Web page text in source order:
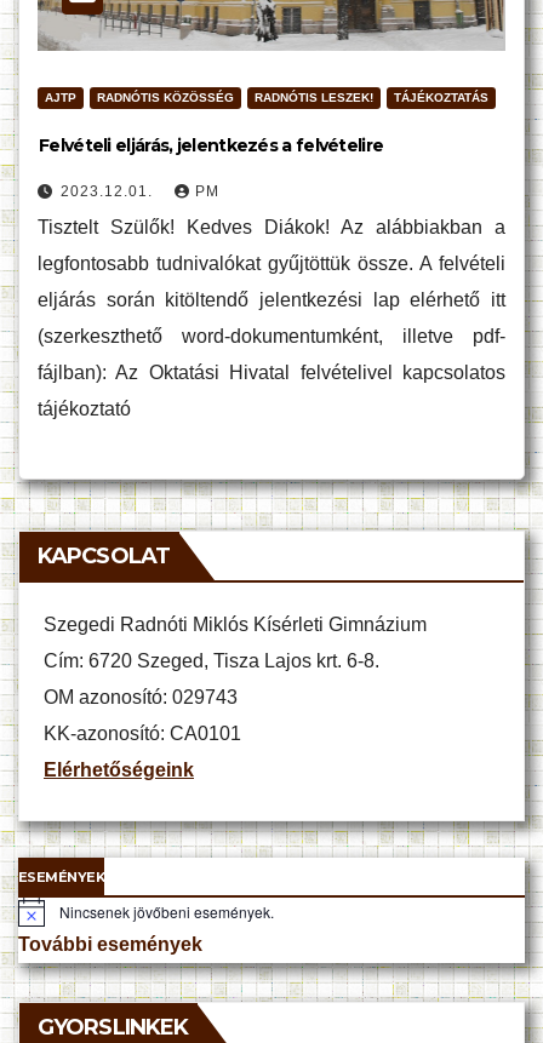
AJTP RADNÓTIS KÖZÖSSÉG RADNÓTIS LESZEK! TÁJÉKOZTATÁS
Felvételi eljárás, jelentkezés a felvételire
2023.12.01. PM
Tisztelt Szülők! Kedves Diákok! Az alábbiakban a
legfontosabb tudnivalókat gyűjtöttük össze. A felvételi
eljárás során kitöltendő jelentkezési lap elérhető itt
(szerkeszthető word-dokumentumként, illetve pdf-
fájlban): Az Oktatási Hivatal felvételivel kapcsolatos
tájékoztató
KAPCSOLAT
Szegedi Radnóti Miklós Kísérleti Gimnázium
Cím: 6720 Szeged, Tisza Lajos krt. 6-8.
OM azonosító: 029743
KK-azonosító: CA0101
Elérhetőségeink
ESEMÉNYEK
N
o
t
i
c
e
Nincsenek jövőbeni események.
További események
GYORSLINKEK